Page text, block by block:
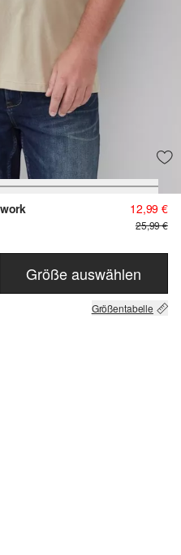
12,99 €
25,99 €
Größe auswählen
Größentabelle